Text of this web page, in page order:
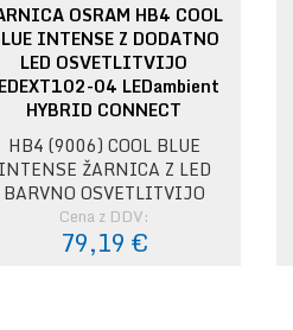
OSRAM HB4 COOL
INTENSE Z DODATNO
LED OSVETLITVIJO
04 LEDambient
HYBRID CONNECT
HB4 (9006) COOL BLUE
INTENSE ŽARNICA Z LED
BARVNO OSVETLITVIJO
Cena z DDV:
79,19 €